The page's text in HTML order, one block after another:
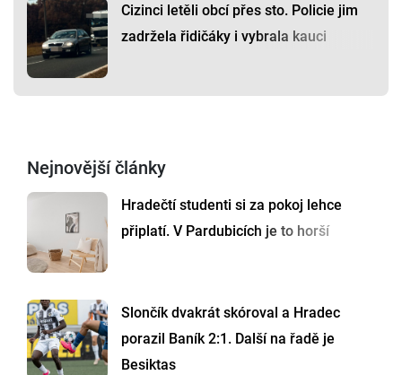
Cizinci letěli obcí přes sto. Policie jim
zadržela řidičáky i vybrala kauci
Nejnovější články
Hradečtí studenti si za pokoj lehce
připlatí. V Pardubicích je to horší
Slončík dvakrát skóroval a Hradec
porazil Baník 2:1. Další na řadě je
Besiktas